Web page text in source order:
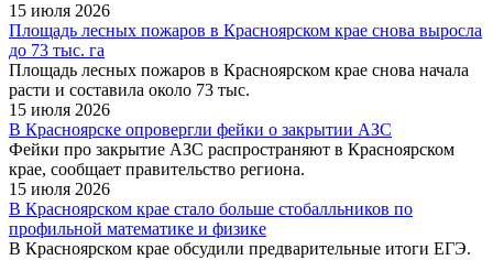
15 июля 2026
Площадь лесных пожаров в Красноярском крае снова выросла
до 73 тыс. га
Площадь лесных пожаров в Красноярском крае снова начала
расти и составила около 73 тыс.
15 июля 2026
В Красноярске опровергли фейки о закрытии АЗС
Фейки про закрытие АЗС распространяют в Красноярском
крае, сообщает правительство региона.
15 июля 2026
В Красноярском крае стало больше стобалльников по
профильной математике и физике
В Красноярском крае обсудили предварительные итоги ЕГЭ.